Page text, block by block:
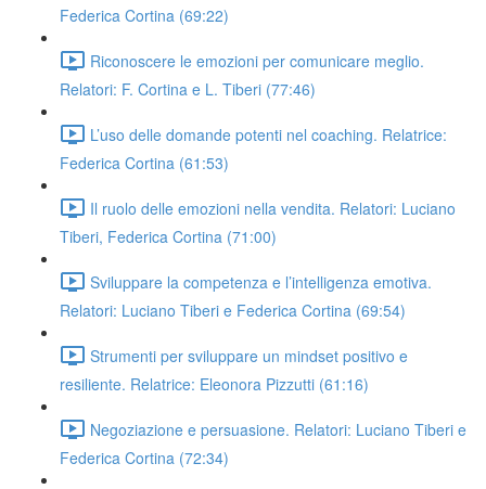
Federica Cortina (69:22)
Riconoscere le emozioni per comunicare meglio.
Relatori: F. Cortina e L. Tiberi (77:46)
L’uso delle domande potenti nel coaching. Relatrice:
Federica Cortina (61:53)
Il ruolo delle emozioni nella vendita. Relatori: Luciano
Tiberi, Federica Cortina (71:00)
Sviluppare la competenza e l’intelligenza emotiva.
Relatori: Luciano Tiberi e Federica Cortina (69:54)
Strumenti per sviluppare un mindset positivo e
resiliente. Relatrice: Eleonora Pizzutti (61:16)
Negoziazione e persuasione. Relatori: Luciano Tiberi e
Federica Cortina (72:34)